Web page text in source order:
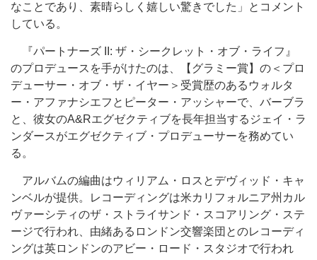
なことであり、素晴らしく嬉しい驚きでした」とコメント
している。
『パートナーズ II: ザ・シークレット・オブ・ライフ』
のプロデュースを手がけたのは、【グラミー賞】の＜プロ
デューサー・オブ・ザ・イヤー＞受賞歴のあるウォルタ
ー・アファナシエフとピーター・アッシャーで、バーブラ
と、彼女のA&Rエグゼクティブを長年担当するジェイ・ラ
ンダースがエグゼクティブ・プロデューサーを務めてい
る。
アルバムの編曲はウィリアム・ロスとデヴィッド・キャ
ンベルが提供。レコーディングは米カリフォルニア州カル
ヴァーシティのザ・ストライサンド・スコアリング・ステ
ージで行われ、由緒あるロンドン交響楽団とのレコーディ
ングは英ロンドンのアビー・ロード・スタジオで行われ